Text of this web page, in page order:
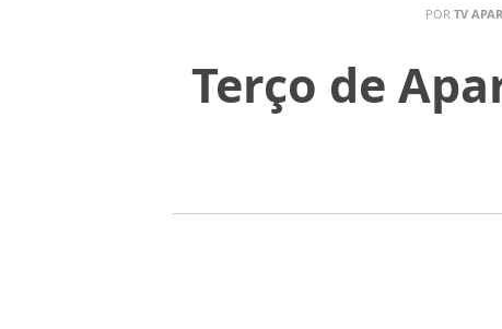
POR TV
Terço de